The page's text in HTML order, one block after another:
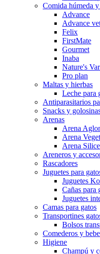
Comida húmeda y
Advance
Advance
Felix
FirstMate
Gourmet
Inaba
Nature's
Pro plan
Maltas y hierbas
Leche para
Antiparasitarios
Snacks y
Arenas
Arena
Arena
Arena Silice
Areneros y
Rascadores
Juguetes para
Juguetes
Cañas para
Juguetes
Camas para gatos
Transportines
Bolsos
Comederos y
Higiene
Champú y